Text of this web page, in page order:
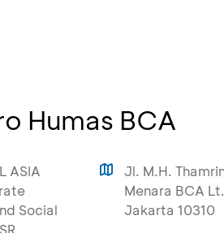
Humas BCA
ASIA
Social
Jl. M.H.
Menara BCA
Jakarta 10310